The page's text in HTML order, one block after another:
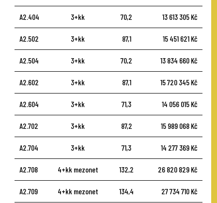
A2.404 3+kk 70,2 13 613 305 Kč
A2.502 3+kk 87,1 15 451 621 Kč
A2.504 3+kk 70,2 13 834 660 Kč
A2.602 3+kk 87,1 15 720 345 Kč
A2.604 3+kk 71,3 14 056 015 Kč
A2.702 3+kk 87,2 15 989 068 Kč
A2.704 3+kk 71,3 14 277 369 Kč
A2.708 4+kk mezonet 132,2 26 820 829 Kč
A2.709 4+kk mezonet 134,4 27 734 710 Kč